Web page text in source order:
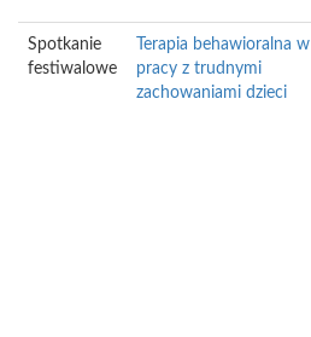
Spotkanie
festiwalowe
Terapia behawioralna w
pracy z trudnymi
zachowaniami dzieci